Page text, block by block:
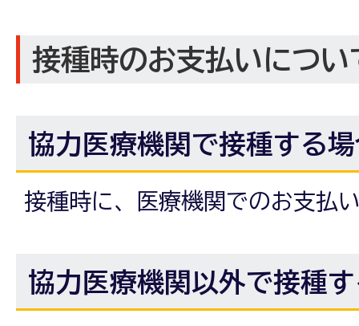
接種時のお支払いについ
協力医療機関で接種する
接種時に、医療機関でのお支払
協力医療機関以外で接種